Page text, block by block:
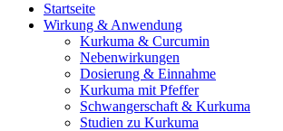
Startseite
Wirkung & Anwendung
Kurkuma & Curcumin
Nebenwirkungen
Dosierung & Einnahme
Kurkuma mit Pfeffer
Schwangerschaft & Kurkuma
Studien zu Kurkuma